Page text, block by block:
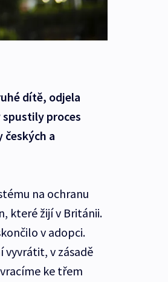
dítě, odjela
spustily proces
a
na ochranu
které žijí v Británii.
v adopci.
vyvrátit, v zásadě
ke třem